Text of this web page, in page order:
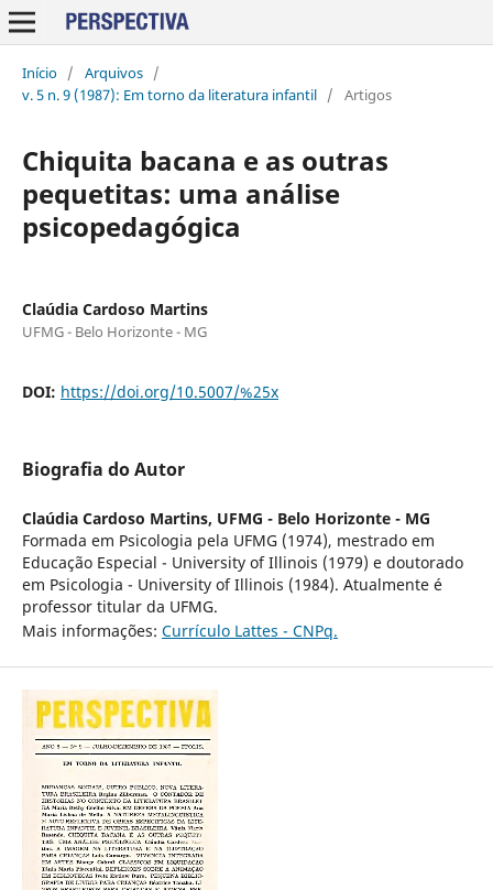
Início / Arquivos /
v. 5 n. 9 (1987): Em torno da literatura infantil / Artigos
Chiquita bacana e as outras
pequetitas: uma análise
psicopedagógica
Claúdia Cardoso Martins
UFMG - Belo Horizonte - MG
DOI: https://doi.org/10.5007/%25x
Biografia do Autor
Claúdia Cardoso Martins, UFMG - Belo Horizonte - MG
Formada em Psicologia pela UFMG (1974), mestrado em
Educação Especial - University of Illinois (1979) e doutorado
em Psicologia - University of Illinois (1984). Atualmente é
professor titular da UFMG.
Mais informações: Currículo Lattes - CNPq.